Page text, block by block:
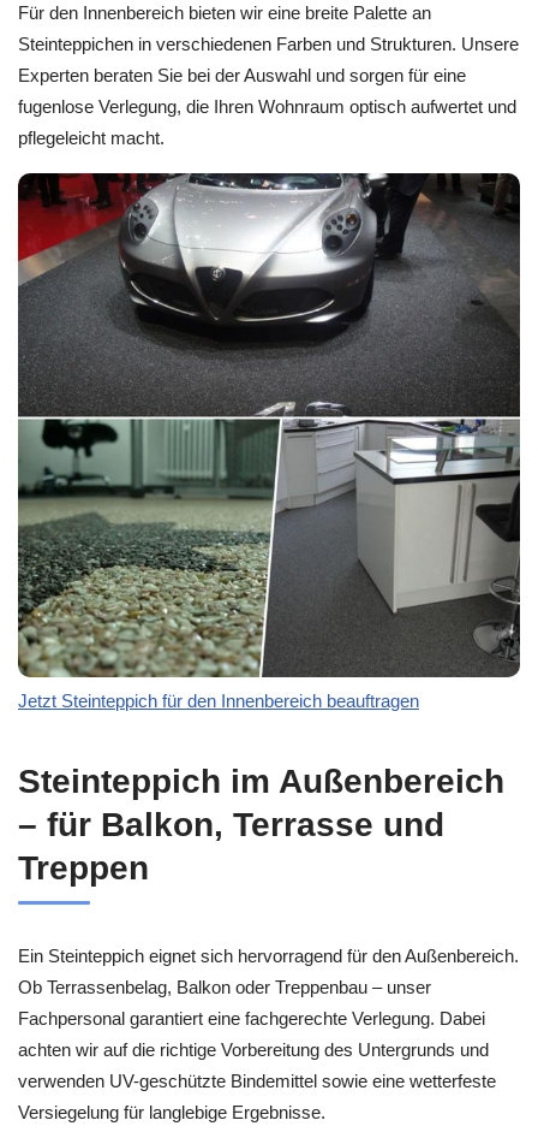
Für den Innenbereich bieten wir eine breite Palette an
Steinteppichen in verschiedenen Farben und Strukturen. Unsere
Experten beraten Sie bei der Auswahl und sorgen für eine
fugenlose Verlegung, die Ihren Wohnraum optisch aufwertet und
pflegeleicht macht.
Jetzt Steinteppich für den Innenbereich beauftragen
Steinteppich im Außenbereich
– für Balkon, Terrasse und
Treppen
Ein Steinteppich eignet sich hervorragend für den Außenbereich.
Ob Terrassenbelag, Balkon oder Treppenbau – unser
Fachpersonal garantiert eine fachgerechte Verlegung. Dabei
achten wir auf die richtige Vorbereitung des Untergrunds und
verwenden UV-geschützte Bindemittel sowie eine wetterfeste
Versiegelung für langlebige Ergebnisse.